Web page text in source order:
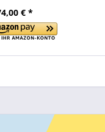
€ *